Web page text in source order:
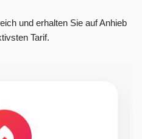
und erhalten Sie auf Anhieb
Tarif.